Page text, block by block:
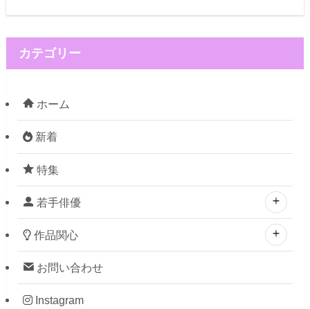
カテゴリー
ホーム
新着
特集
若手俳優
作品関心
お問い合わせ
Instagram